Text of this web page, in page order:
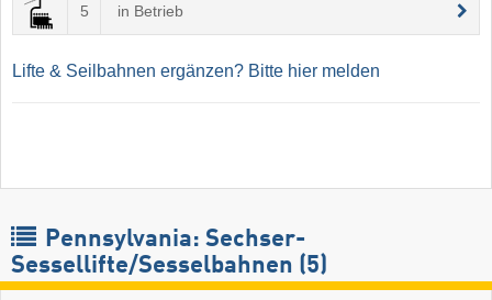
5 in Betrieb
Lifte & Seilbahnen ergänzen? Bitte hier melden
Pennsylvania: Sechser-
Sessellifte/Sesselbahnen (5)